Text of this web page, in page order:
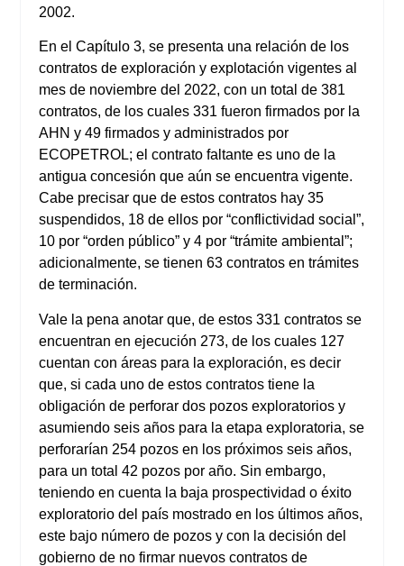
2002.
En el Capítulo 3, se presenta una relación de los
contratos de exploración y explotación vigentes al
mes de noviembre del 2022, con un total de 381
contratos, de los cuales 331 fueron firmados por la
AHN y 49 firmados y administrados por
ECOPETROL; el contrato faltante es uno de la
antigua concesión que aún se encuentra vigente.
Cabe precisar que de estos contratos hay 35
suspendidos, 18 de ellos por “conflictividad social”,
10 por “orden público” y 4 por “trámite ambiental”;
adicionalmente, se tienen 63 contratos en trámites
de terminación.
Vale la pena anotar que, de estos 331 contratos se
encuentran en ejecución 273, de los cuales 127
cuentan con áreas para la exploración, es decir
que, si cada uno de estos contratos tiene la
obligación de perforar dos pozos exploratorios y
asumiendo seis años para la etapa exploratoria, se
perforarían 254 pozos en los próximos seis años,
para un total 42 pozos por año. Sin embargo,
teniendo en cuenta la baja prospectividad o éxito
exploratorio del país mostrado en los últimos años,
este bajo número de pozos y con la decisión del
gobierno de no firmar nuevos contratos de